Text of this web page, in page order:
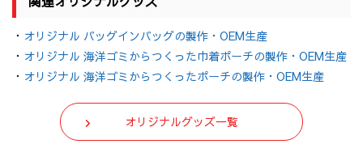
・ オリジナル バッグインバッグの製作・OEM生産
・ オリジナル 海洋ゴミからつくった巾着ポーチの製作・OEM生産
・ オリジナル 海洋ゴミからつくったポーチの製作・OEM生産
オリジナルグッズ一覧